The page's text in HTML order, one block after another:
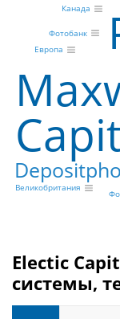
Фотобанк
Европа
Великобритания
Канада
Electic
системы,